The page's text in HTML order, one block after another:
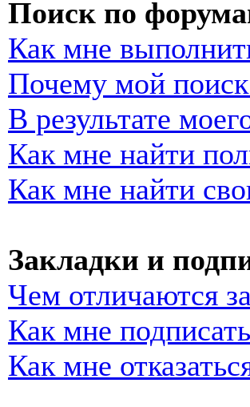
Поиск по
Как мне
Почему мой поиск
В результате
Как мне найти
Как мне найти
Закладки и
Чем отличаются
Как мне
Как мне